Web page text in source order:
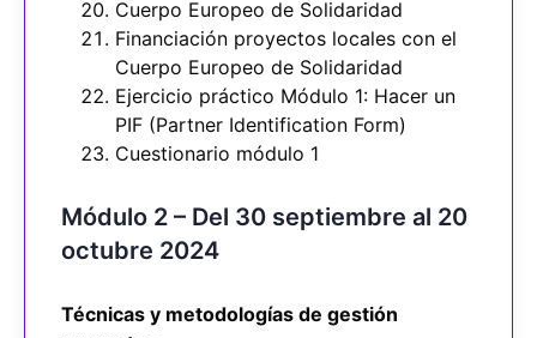
Cuerpo Europeo de Solidaridad
Financiación proyectos locales con el
Cuerpo Europeo de Solidaridad
Ejercicio práctico Módulo 1: Hacer un
PIF (Partner Identification Form)
Cuestionario módulo 1
Módulo 2 – Del 30 septiembre al 20
octubre 2024
Técnicas y metodologías de gestión